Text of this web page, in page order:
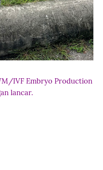
IVF Embryo Production
lancar.